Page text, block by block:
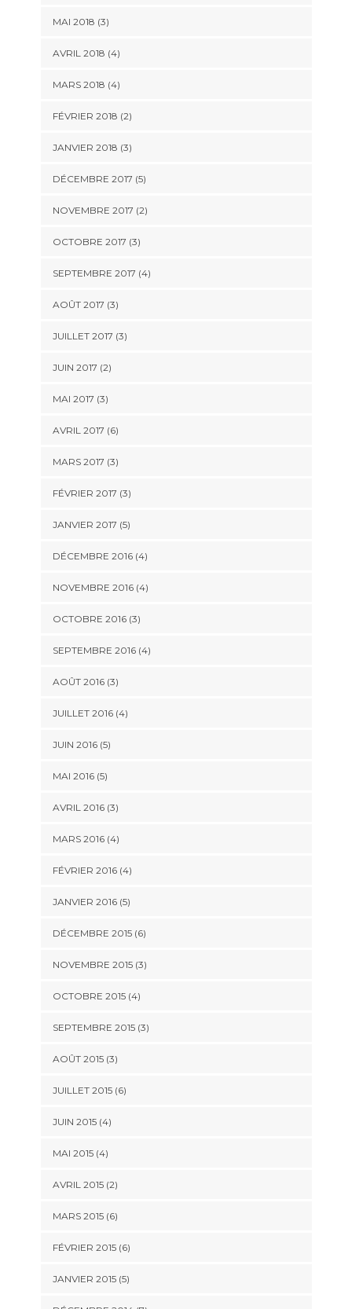
MAI 2018 (3)
AVRIL 2018 (4)
MARS 2018 (4)
FÉVRIER 2018 (2)
JANVIER 2018 (3)
DÉCEMBRE 2017 (5)
NOVEMBRE 2017 (2)
OCTOBRE 2017 (3)
SEPTEMBRE 2017 (4)
AOÛT 2017 (3)
JUILLET 2017 (3)
JUIN 2017 (2)
MAI 2017 (3)
AVRIL 2017 (6)
MARS 2017 (3)
FÉVRIER 2017 (3)
JANVIER 2017 (5)
DÉCEMBRE 2016(4)
NOVEMBRE 2016(4)
OCTOBRE 2016(3)
SEPTEMBRE 2016(4)
AOÛT 2016(3)
JUILLET 2016(4)
JUIN 2016(5)
MAI 2016(5)
AVRIL 2016(3)
MARS 2016(4)
FÉVRIER 2016(4)
JANVIER 2016(5)
DÉCEMBRE 2015(6)
NOVEMBRE 2015(3)
OCTOBRE 2015(4)
SEPTEMBRE 2015(3)
AOÛT 2015(3)
JUILLET 2015(6)
JUIN 2015(4)
MAI 2015(4)
AVRIL 2015(2)
MARS 2015(6)
FÉVRIER 2015(6)
JANVIER 2015(5)